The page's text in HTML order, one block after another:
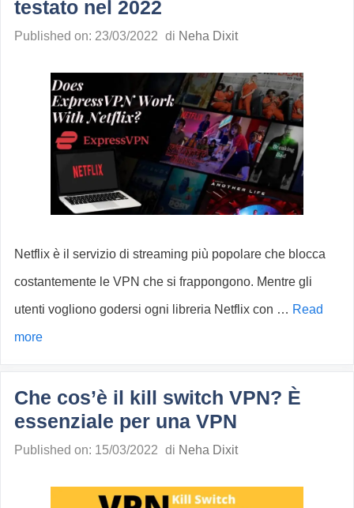
testato nel 2022
Published on: 23/03/2022 di Neha Dixit
Netflix è il servizio di streaming più popolare che blocca
costantemente le VPN che si frappongono. Mentre gli
utenti vogliono godersi ogni libreria Netflix con … Read
more
Che cos’è il kill switch VPN? È
essenziale per una VPN
Published on: 15/03/2022 di Neha Dixit